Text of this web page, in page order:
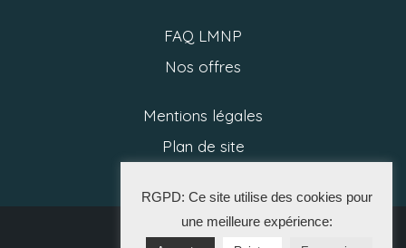
FAQ LMNP
Nos offres
Mentions légales
Plan de site
2025 CGP
RGPD: Ce site utilise des cookies pour
une meilleure expérience: